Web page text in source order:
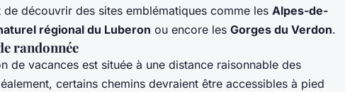
découvrir des sites emblématiques comme les Alpes-de-
régional du Luberon ou encore les Gorges du Verdon.
randonnée
de vacances est située à une distance raisonnable des
certains chemins devraient être accessibles à pied